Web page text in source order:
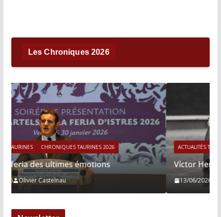
Les Chroniques 2026
ACTUALITÉS TAURINES CHRONIQUES TAURINES 2026
Víctor Hernández : le courage immobile
13/06/2026 Tertulias